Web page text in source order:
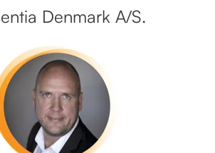
Denmark A/S.